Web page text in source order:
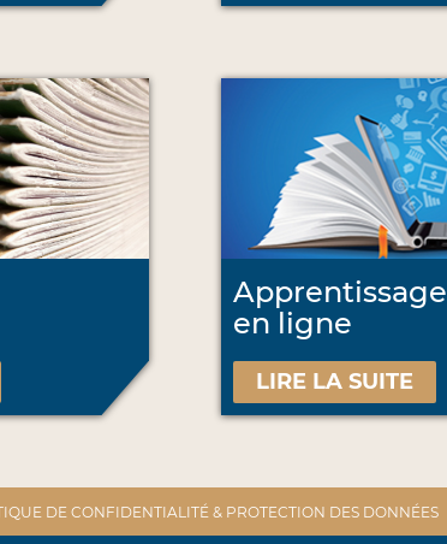
Apprentissage
en ligne
LIRE LA SUITE
DE CONFIDENTIALITÉ & PROTECTION DES DONNÉES